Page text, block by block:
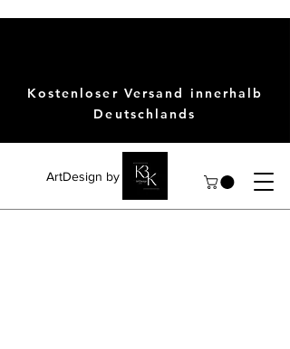
ArtDesign by KBK
Kostenloser Versand innerhalb
Deutschlands